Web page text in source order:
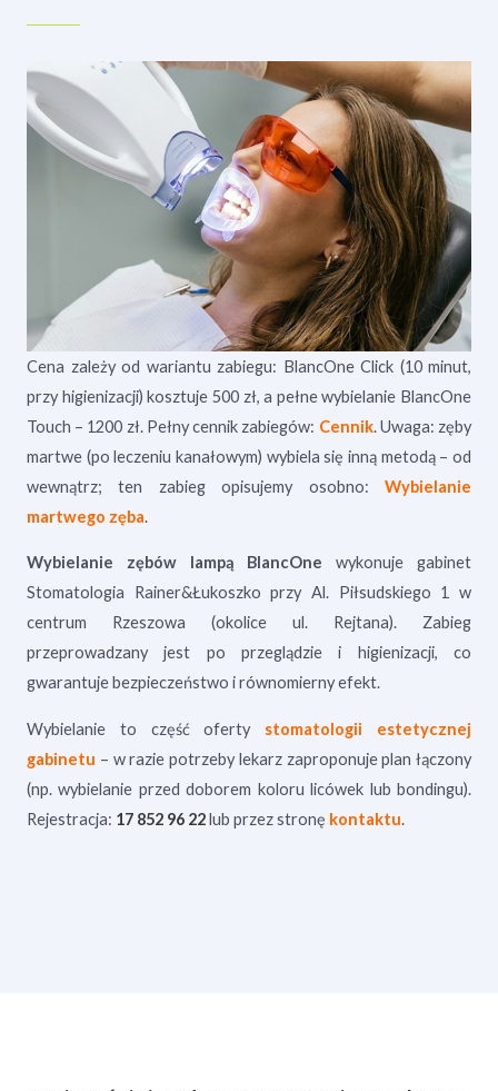
Cena zależy od wariantu zabiegu: BlancOne Click (10 minut,
przy higienizacji) kosztuje 500 zł, a pełne wybielanie BlancOne
Touch – 1200 zł. Pełny cennik zabiegów: Cennik. Uwaga: zęby
martwe (po leczeniu kanałowym) wybiela się inną metodą – od
wewnątrz; ten zabieg opisujemy osobno: Wybielanie
martwego zęba.
Wybielanie zębów lampą BlancOne wykonuje gabinet
Stomatologia Rainer&Łukoszko przy Al. Piłsudskiego 1 w
centrum Rzeszowa (okolice ul. Rejtana). Zabieg
przeprowadzany jest po przeglądzie i higienizacji, co
gwarantuje bezpieczeństwo i równomierny efekt.
Wybielanie to część oferty stomatologii estetycznej
gabinetu – w razie potrzeby lekarz zaproponuje plan łączony
(np. wybielanie przed doborem koloru licówek lub bondingu).
Rejestracja: 17 852 96 22lub przez stronę kontaktu.